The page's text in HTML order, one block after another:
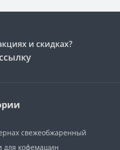
и скидках?
свежеобжаренный
для кофемашин